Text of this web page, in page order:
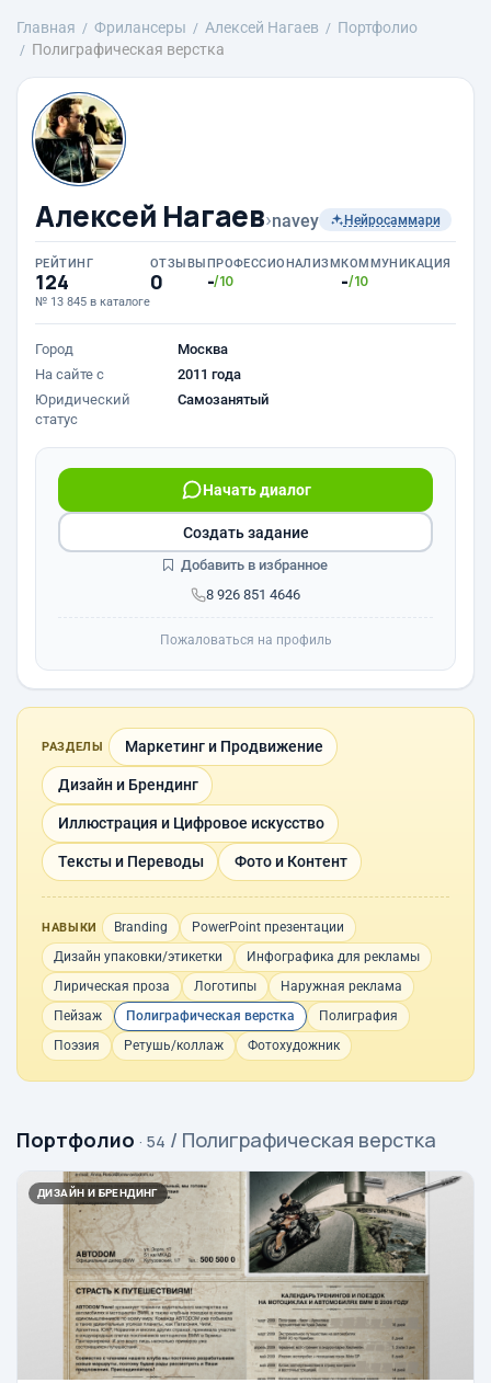
Главная Фрилансеры Алексей Нагаев
Портфолио
Полиграфическая верстка
Алексей Нагаев›navey Нейросаммари
РЕЙТИНГ
124
№ 13 845 в каталоге
ОТЗЫВЫ
0
ПРОФЕССИОНАЛИЗМ
-/10
КОММУНИКАЦИЯ
-/10
Город
Москва
На сайте с
2011 года
Юридический
статус
Самозанятый
8 926 851 4646
Начать диалог
Создать задание
Добавить в избранное
Пожаловаться на профиль
РАЗДЕЛЫ Маркетинг и Продвижение
Дизайн и Брендинг
Иллюстрация и Цифровое искусство
Тексты и Переводы Фото и Контент
НАВЫКИ Branding
PowerPoint презентации
Дизайн упаковки/этикетки
Инфографика для рекламы
Лирическая проза
Логотипы
Наружная реклама
Пейзаж
Полиграфическая верстка
Полиграфия
Поэзия
Ретушь/коллаж Фотохудожник
Портфолио · 54 / Полиграфическая верстка
ДИЗАЙН И БРЕНДИНГ